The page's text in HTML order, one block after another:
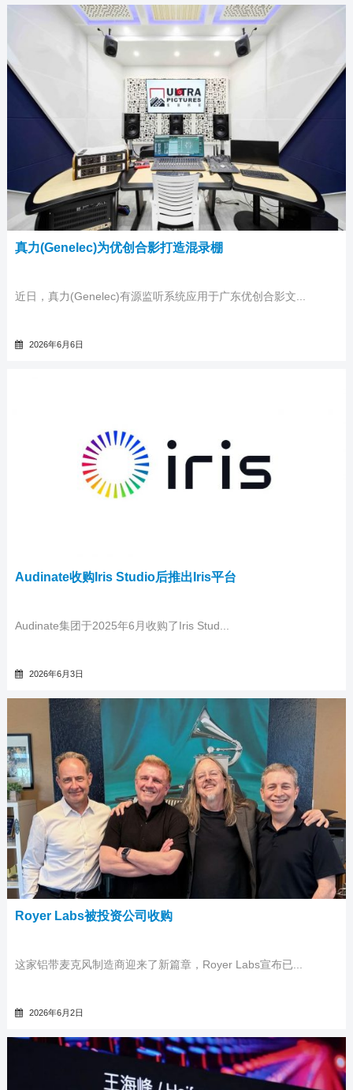
真力(Genelec)为优创合影打造混录棚
近日，真力(Genelec)有源监听系统应用于广东优创合影文...
2026年6月6日
Audinate收购Iris Studio后推出Iris平台
Audinate集团于2025年6月收购了Iris Stud...
2026年6月3日
Royer Labs被投资公司收购
这家铝带麦克风制造商迎来了新篇章，Royer Labs宣布已...
2026年6月2日